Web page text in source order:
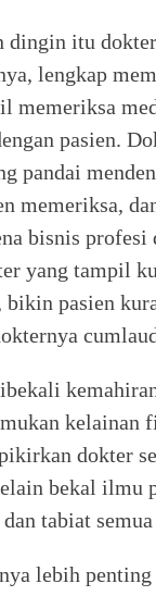
dingin itu
lengkap
memeriksa
pasien.
pandai
memeriksa,
bisnis profesi
yang tampil
pasien
kelainan
dokter
bekal ilmu
tabiat
lebih